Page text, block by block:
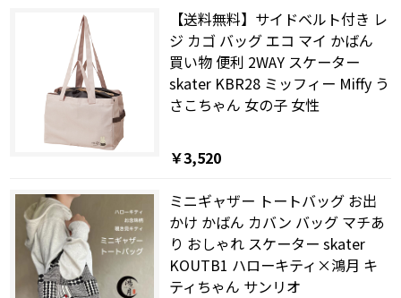
【送料無料】サイドベルト付き レ
ジ カゴ バッグ エコ マイ かばん
買い物 便利 2WAY スケーター
skater KBR28 ミッフィー Miffy う
さこちゃん 女の子 女性
￥3,520
ミニギャザー トートバッグ お出
かけ かばん カバン バッグ マチあ
り おしゃれ スケーター skater
KOUTB1 ハローキティ×鴻月 キ
ティちゃん サンリオ